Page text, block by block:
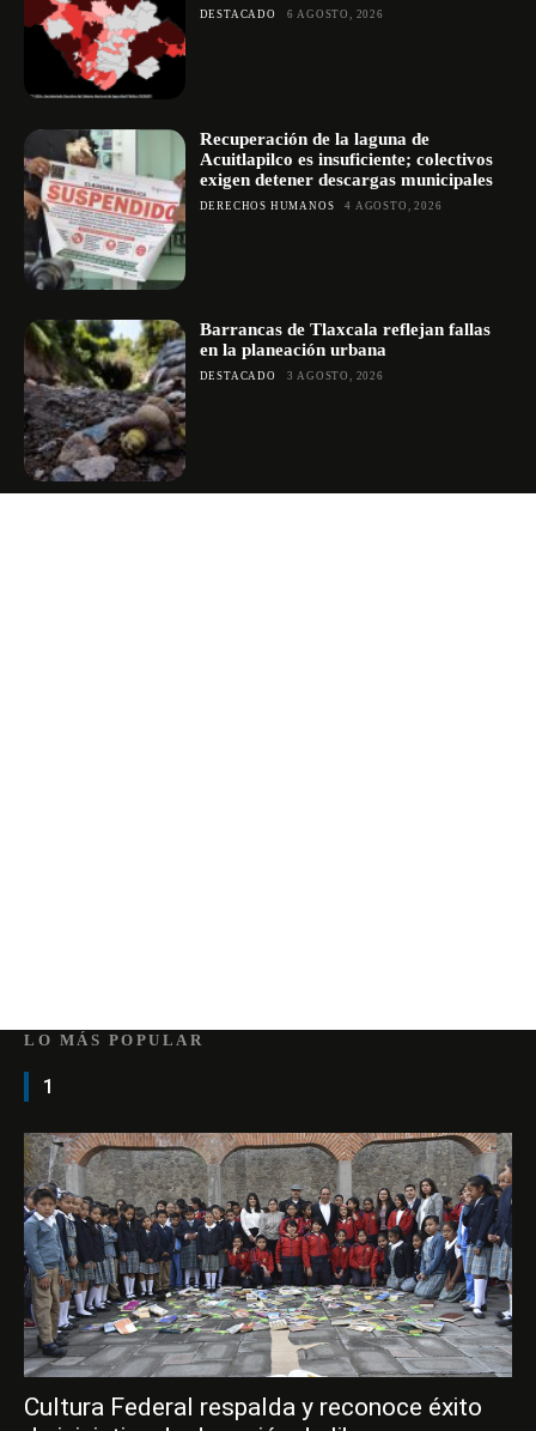
DESTACADO 6 AGOSTO, 2026
Recuperación de la laguna de
Acuitlapilco es insuficiente; colectivos
exigen detener descargas municipales
DERECHOS HUMANOS 4 AGOSTO, 2026
Barrancas de Tlaxcala reflejan fallas
en la planeación urbana
DESTACADO 3 AGOSTO, 2026
LO MÁS POPULAR
1
Cultura Federal respalda y reconoce éxito